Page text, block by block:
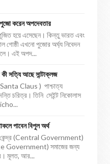
করেন অপদেবতার
হয়ে এসেছেন। কিন্তু ভারত এবং
গোষ্ঠী এখনো পুজোর অর্ঘ্য নিবেদন
এই অপদ...
কী সত্যি আছে সান্টাক্লজ
Santa Claus ) পাশ্চাত্য
চরিত্র। তিনি সেইন্ট নিকোলাস
পাবেন বিপুল অর্থ
কেন্দ্র (Central Government)
Government) সমাজের জন্য
মূলত, আর...